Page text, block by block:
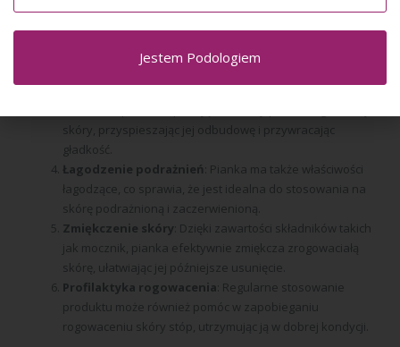
Ochrona przed pęknięciami: Regularne stosowanie
pianki pomaga zapobiegać powstawaniu pęknięć na
piętach i innych częściach stopy, które są częstym
problemem przy bardzo suchej skórze.
Wspomaganie regeneracji skóry: Składniki aktywne
skóry, przyspieszając jej odbudowę i przywracając
gładkość.
Łagodzenie podrażnień : Pianka ma także właściwości
łagodzące, co sprawia, że jest idealna do stosowania na
skórę podrażnioną i zaczerwienioną.
Zmiękczenie skóry : Dzięki zawartości składników takich
jak mocznik, pianka efektywnie zmiękcza zrogowaciałą
skórę, ułatwiając jej późniejsze usunięcie.
Profilaktyka rogowacenia : Regularne stosowanie
produktu może również pomóc w zapobieganiu
rogowaceniu skóry stóp, utrzymując ją w dobrej kondycji.
Jestem Podologiem